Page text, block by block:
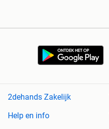
2dehands Zakelijk
Help en info